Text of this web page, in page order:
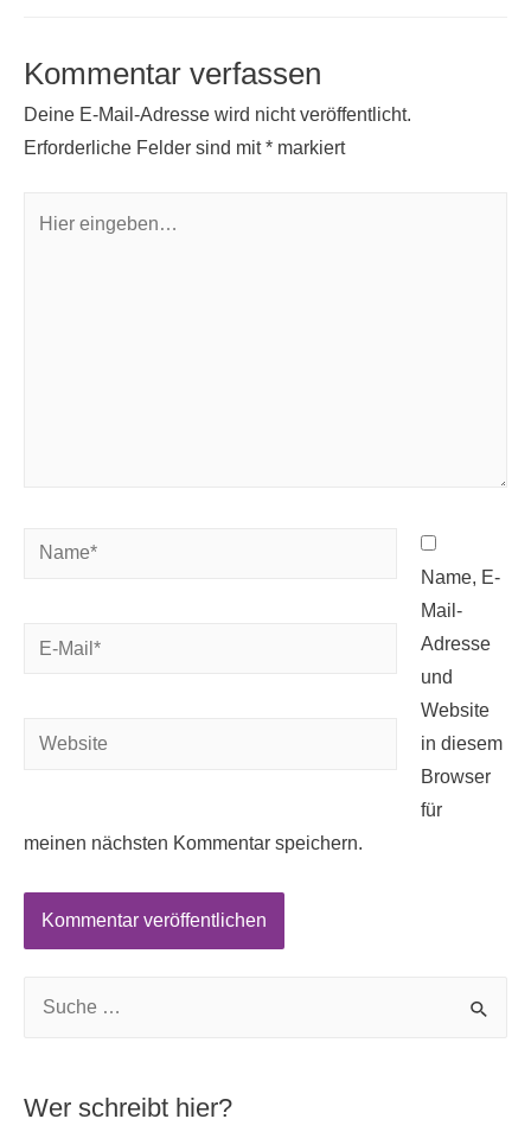
e
Kommentar verfassen
Deine E-Mail-Adresse wird nicht veröffentlicht.
Erforderliche Felder sind mit* markiert
eingeben…
Name*
E-
Website
Name, E-
Mail-
Adresse
und
Website
in diesem
Browser
für
meinen nächsten Kommentar speichern.
rWer schreibt hier?